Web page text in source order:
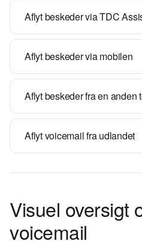
Aflyt beskeder via TDC
Aflyt beskeder via mobilen
Aflyt beskeder fra en anden
Aflyt voicemail fra udlandet
Visuel oversigt
voicemail